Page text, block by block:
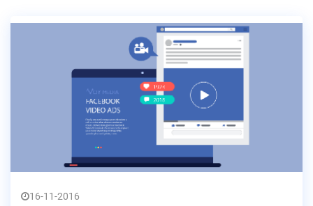
16-11-2016